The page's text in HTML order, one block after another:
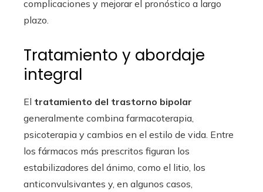
complicaciones y mejorar el pronóstico a largo
plazo.
Tratamiento y abordaje
integral
El tratamiento del trastorno bipolar
generalmente combina farmacoterapia,
psicoterapia y cambios en el estilo de vida. Entre
los fármacos más prescritos figuran los
estabilizadores del ánimo, como el litio, los
anticonvulsivantes y, en algunos casos,